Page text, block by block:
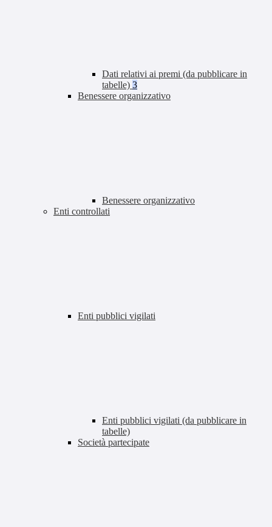
Dati relativi ai premi (da pubblicare in
tabelle) 3
Benessere organizzativo
Benessere organizzativo
Enti controllati
Enti pubblici vigilati
Enti pubblici vigilati (da pubblicare in
tabelle)
Società partecipate